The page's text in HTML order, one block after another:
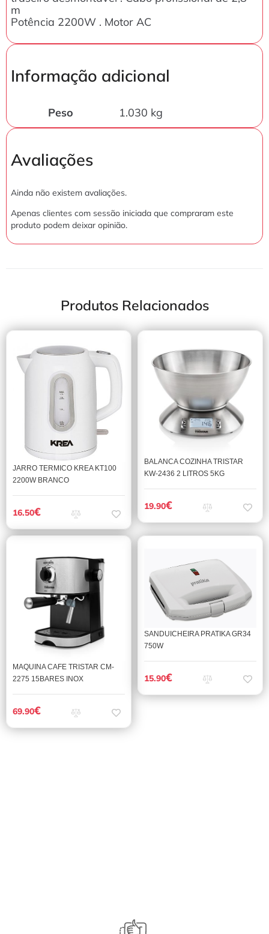
m
Potência 2200W . Motor AC
Informação adicional
Peso 1.030 kg
Avaliações
Ainda não existem avaliações.
Apenas clientes com sessão iniciada que compraram este
produto podem deixar opinião.
Produtos Relacionados
JARRO TERMICO KREA KT100
2200W BRANCO
16.50€
BALANCA COZINHA TRISTAR
KW-2436 2 LITROS 5KG
19.90€
MAQUINA CAFE TRISTAR CM-
2275 15BARES INOX
69.90€
SANDUICHEIRA PRATIKA GR34
750W
15.90€